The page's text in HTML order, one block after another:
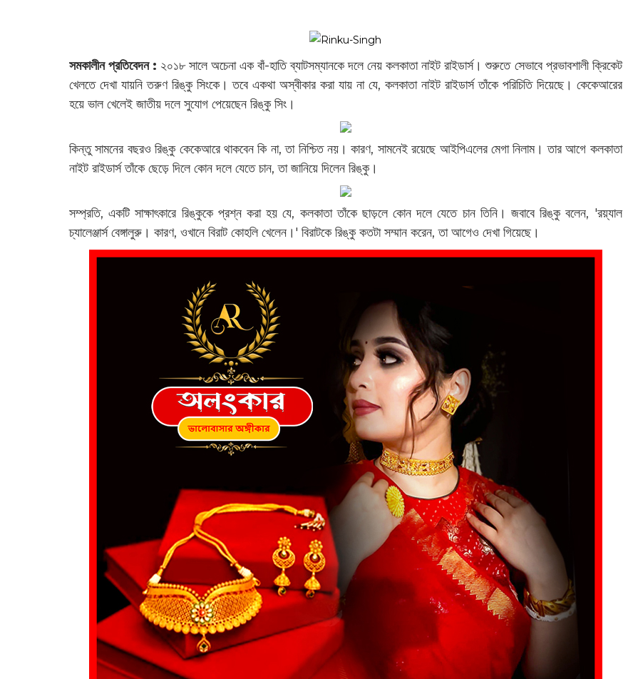
সমকালীন প্রতিবেদন : ২০১৮ সালে অচেনা এক বাঁ-হাতি ব্যাটসম্যানকে দলে নেয় কলকাতা নাইট রাইডার্স। শুরুতে সেভাবে প্রভাবশালী ক্রিকেট
খেলতে দেখা যায়নি তরুণ রিঙ্কু সিংকে। তবে একথা অস্বীকার করা যায় না যে, কলকাতা নাইট রাইডার্স তাঁকে পরিচিতি দিয়েছে। কেকেআরের
হয়ে ভাল খেলেই জাতীয় দলে সুযোগ পেয়েছেন রিঙ্কু সিং।
কিন্তু সামনের বছরও রিঙ্কু কেকেআরে থাকবেন কি না, তা নিশ্চিত নয়। কারণ, সামনেই রয়েছে আইপিএলের মেগা নিলাম। তার আগে কলকাতা
নাইট রাইডার্স তাঁকে ছেড়ে দিলে কোন দলে যেতে চান, তা জানিয়ে দিলেন রিঙ্কু।
সম্প্রতি, একটি সাক্ষাৎকারে রিঙ্কুকে প্রশ্ন করা হয় যে, কলকাতা তাঁকে ছাড়লে কোন দলে যেতে চান তিনি। জবাবে রিঙ্কু বলেন, 'রয়্যাল
চ্যালেঞ্জার্স বেঙ্গালুরু। কারণ, ওখানে বিরাট কোহলি খেলেন।'‌ বিরাটকে রিঙ্কু কতটা সম্মান করেন, তা আগেও দেখা গিয়েছে।